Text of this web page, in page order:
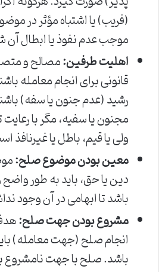
(فریب) یا اشتباه مؤثر در
موجب عدم نفوذ یا ابطال آن
اهلیت طرفین:مصالح و
قانونی برای انجام معامله
رشید (عدم جنون یا سفه)
مجنون یا سفیه، مگر با
ولی یا قیم، باطل یا غیرنافذ
معین بودن موضوع صلح:
دین یا حق، باید به طور
باشد تا ابهامی در آن وجود
مشروع بودن جهت صلح:
انجام صلح (جهت معامله)
باشد. صلح با جهت